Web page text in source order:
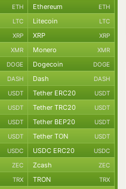
ETH Ethereum ETH
LTC Litecoin LTC
XRP XRP XRP
XMR Monero XMR
DOGE Dogecoin DOGE
DASH Dash DASH
USDT Tether ERC20 USDT
USDT Tether TRC20 USDT
USDT Tether BEP20 USDT
USDT Tether TON USDT
USDC USDC ERC20 USDC
ZEC Zcash ZEC
TRX TRON TRX